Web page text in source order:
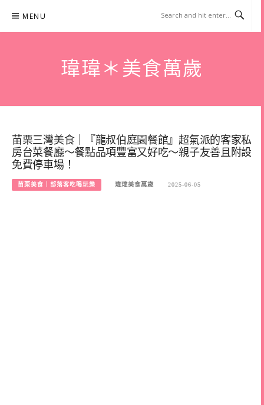
content
MENU
瑋瑋＊美食萬歲
苗栗三灣美食｜『龍叔伯庭園餐館』超氣派的客家私
房台菜餐廳～餐點品項豐富又好吃～親子友善且附設
免費停車場！
苗栗美食｜部落客吃喝玩樂 瑋瑋美食萬歲 2025-06-05